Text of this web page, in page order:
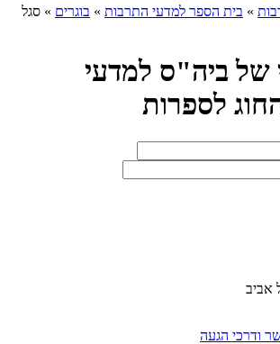
» בית הספר למדעי התרבות » בוגרים » סגל
של ביה"ס למדעי
לספרות
ודרכי הגעה